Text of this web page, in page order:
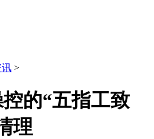
讯 >
的“五指工致
理